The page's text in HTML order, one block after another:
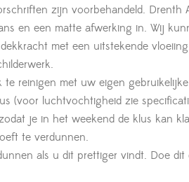
zijn voorbehandeld. Drenth
en een matte afwerking in. Wij
met een uitstekende
te reinigen met uw eigen
(voor luchtvochtigheid zie
je in het weekend de klus kan
te verdunnen.
als u dit prettiger vindt. Doe